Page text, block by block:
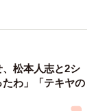
、松本人志と2シ
わ」「テキヤの